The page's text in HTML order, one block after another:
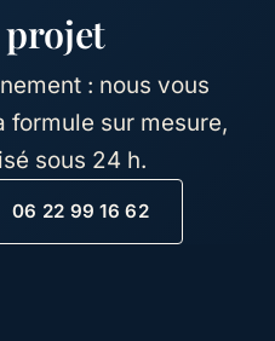
projet
: nous vous
formule sur mesure,
sous 24 h.
06 22 99 16 62